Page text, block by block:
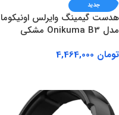
جدید
هدست گیمینگ وایرلس اونیکوما
مدل Onikuma B3 مشکی
تومان